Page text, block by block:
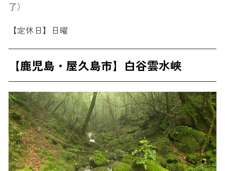
了）
【定休日】日曜
【鹿児島・屋久島市】白谷雲水峡